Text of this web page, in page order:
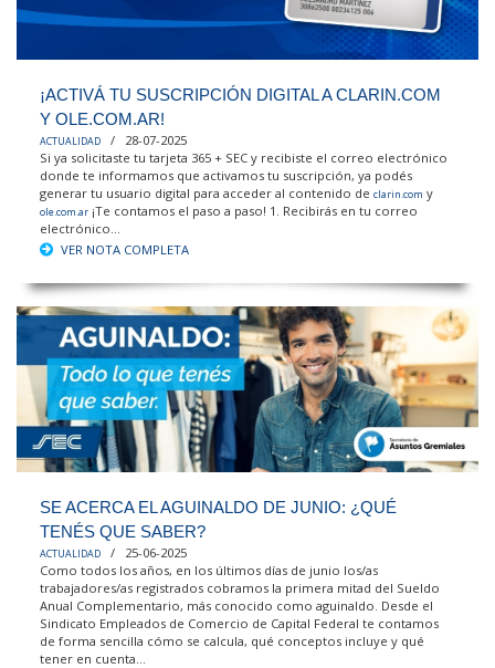
¡ACTIVÁ TU SUSCRIPCIÓN DIGITAL A CLARIN.COM
Y OLE.COM.AR!
ACTUALIDAD / 28-07-2025
Si ya solicitaste tu tarjeta 365 + SEC y recibiste el correo electrónico
donde te informamos que activamos tu suscripción, ya podés
generar tu usuario digital para acceder al contenido de clarin.com y
ole.com.ar ¡Te contamos el paso a paso! 1. Recibirás en tu correo
electrónico...
VER NOTA COMPLETA
SE ACERCA EL AGUINALDO DE JUNIO: ¿QUÉ
TENÉS QUE SABER?
ACTUALIDAD / 25-06-2025
Como todos los años, en los últimos días de junio los/as
trabajadores/as registrados cobramos la primera mitad del Sueldo
Anual Complementario, más conocido como aguinaldo. Desde el
Sindicato Empleados de Comercio de Capital Federal te contamos
de forma sencilla cómo se calcula, qué conceptos incluye y qué
tener en cuenta...